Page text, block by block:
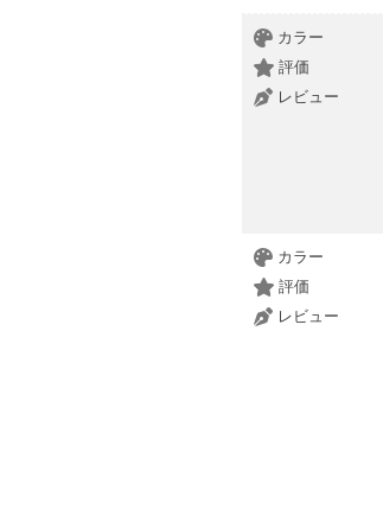
カラー
評価
レビュー
カラー
評価
レビュー